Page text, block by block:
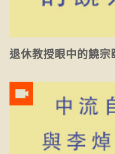
退休教授眼中的饒宗